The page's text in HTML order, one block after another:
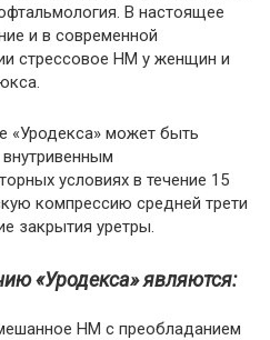
В настоящее
и в современной
стрессовое НМ у женщин и
«Уродекса» может быть
условиях в течение 15
компрессию средней трети
закрытия уретры.
«Уродекса» являются:
НМ с преобладанием